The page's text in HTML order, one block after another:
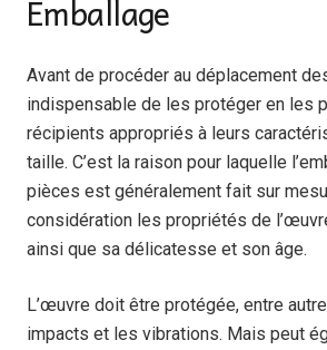
Emballage
Avant de procéder au déplacement
indispensable de les protéger en les
récipients appropriés à leurs
taille. C’est la raison pour laquelle
pièces est généralement fait sur
considération les propriétés de
ainsi que sa délicatesse et son âge.
L’œuvre doit être protégée, entre
impacts et les vibrations. Mais peut